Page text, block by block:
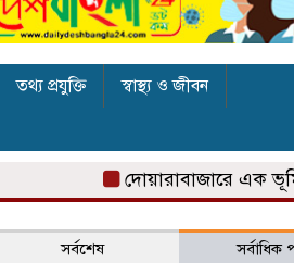
তথ্য প্রযুক্তি
স্বাস্থ্য ও জীবন
দোয়ারাবাজারে এক
সর্বশেষ সর্বাধিক